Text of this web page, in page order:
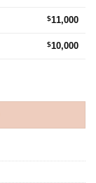
$11,000
$10,000